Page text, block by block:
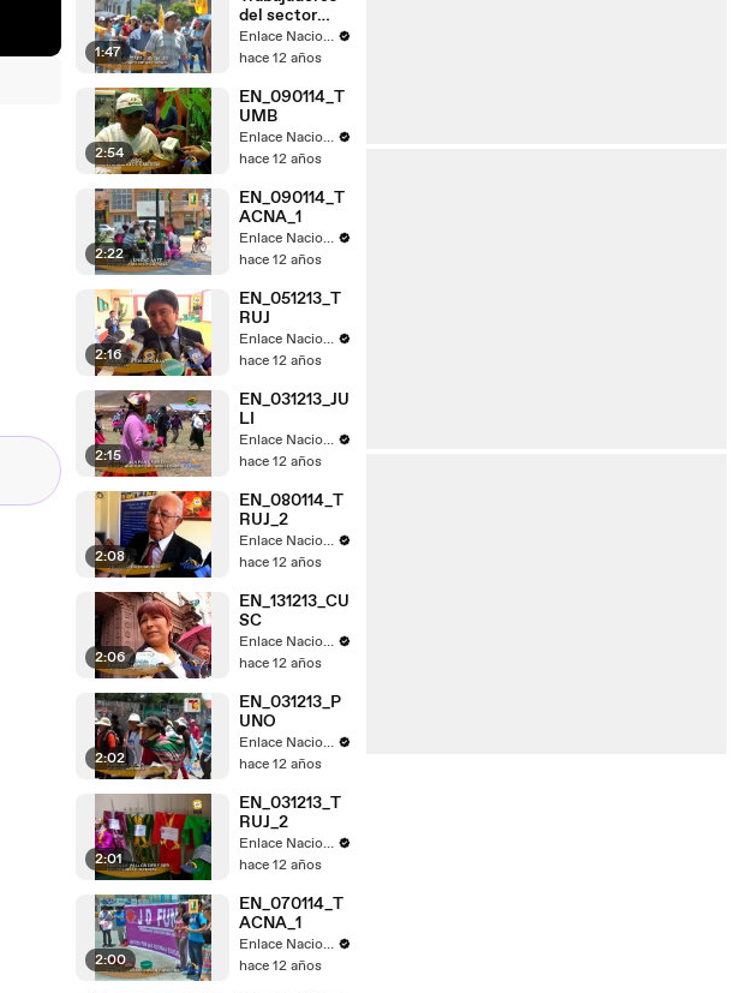
1:47
del sector
judicial de
Tacna acatan
Enlace Nacional
hace 12 años
2:54
EN_090114_T
UMB
Enlace Nacional
hace 12 años
2:22
EN_090114_T
ACNA_1
Enlace Nacional
hace 12 años
2:16
EN_051213_T
RUJ
Enlace Nacional
hace 12 años
2:15
EN_031213_JU
LI
Enlace Nacional
hace 12 años
2:08
EN_080114_T
RUJ_2
Enlace Nacional
hace 12 años
2:06
EN_131213_CU
SC
Enlace Nacional
hace 12 años
2:02
EN_031213_P
UNO
Enlace Nacional
hace 12 años
2:01
EN_031213_T
RUJ_2
Enlace Nacional
hace 12 años
2:00
EN_070114_T
ACNA_1
Enlace Nacional
hace 12 años